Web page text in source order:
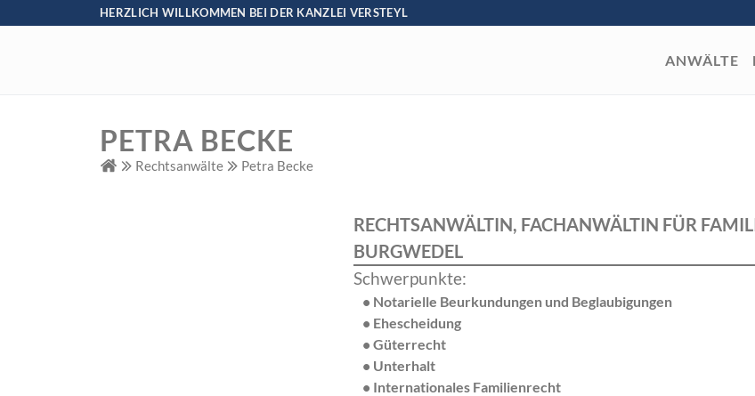
HERZLICH WILLKOMMEN BEI DER KANZLEI VERSTEYL
ANWÄLTE
PETRA BECKE
Rechtsanwälte Petra Becke
RECHTSANWÄLTIN, FACHANWÄLTIN FÜR
BURGWEDEL
Schwerpunkte:
• Notarielle Beurkundungen und Beglaubigungen
• Ehescheidung
• Güterrecht
• Unterhalt
• Internationales Familienrecht